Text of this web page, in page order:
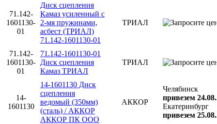
71.142-
1601130-
01
Диск сцепления
Камаз усиленный с
2-мя пружинами,
асбест (ТРИАЛ)
71.142-1601130-01
ТРИАЛ
71.142-
1601130-
01
71.142-1601130-01
Диск сцепления
Камаз ТРИАЛ
ТРИАЛ
14-
1601130
14-1601130 Диск
сцепления
ведомый (350мм)
(сталь) / АККОР
АККОР ПК ООО
АККОР
Челябинск
привезем
Екатеринбург
привезем